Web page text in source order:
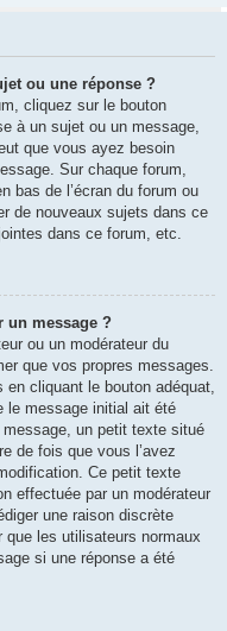
ou une réponse ?
cliquez sur le bouton
à un sujet ou un message,
que vous ayez besoin
Sur chaque forum,
bas de l’écran du forum ou
de nouveaux sujets dans ce
dans ce forum, etc.
un message ?
ou un modérateur du
que vos propres messages.
cliquant le bouton adéquat,
le message initial ait été
message, un petit texte situé
de fois que vous l’avez
Ce petit texte
effectuée par un modérateur
une raison discrète
les utilisateurs normaux
si une réponse a été